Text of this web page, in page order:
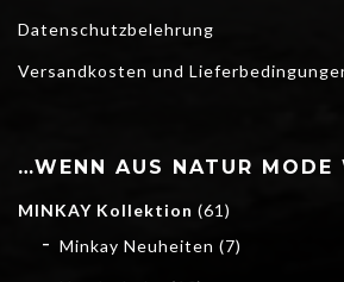
Datenschutzbelehrung
Versandkosten und
…WENN AUS NATUR MODE
MINKAY Kollektion (61)
Minkay Neuheiten (7)